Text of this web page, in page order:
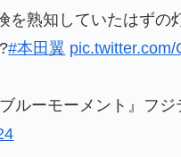
を熟知していたはずの
#本田翼
ルーモーメント』フジ